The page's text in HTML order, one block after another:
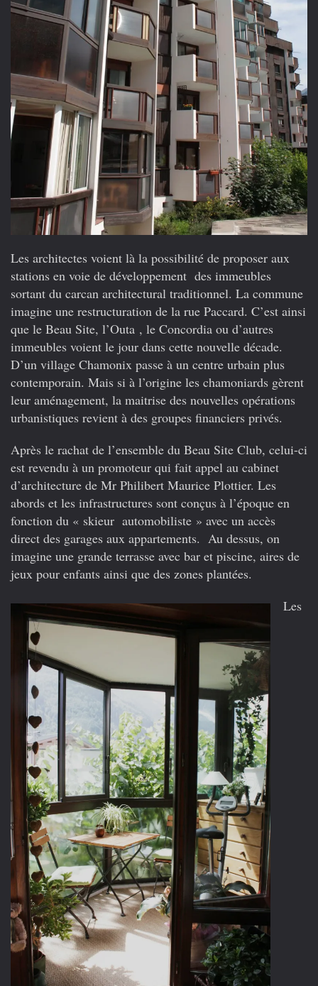
Les architectes voient là la possibilité de proposer aux
stations en voie de développement des immeubles
sortant du carcan architectural traditionnel. La commune
imagine une restructuration de la rue Paccard. C’est ainsi
que le Beau Site, l’Outa , le Concordia ou d’autres
immeubles voient le jour dans cette nouvelle décade.
D’un village Chamonix passe à un centre urbain plus
contemporain. Mais si à l’origine les chamoniards gèrent
leur aménagement, la maitrise des nouvelles opérations
urbanistiques revient à des groupes financiers privés.
Après le rachat de l’ensemble du Beau Site Club, celui-ci
est revendu à un promoteur qui fait appel au cabinet
d’architecture de Mr Philibert Maurice Plottier. Les
abords et les infrastructures sont conçus à l’époque en
fonction du « skieur automobiliste » avec un accès
direct des garages aux appartements. Au dessus, on
imagine une grande terrasse avec bar et piscine, aires de
jeux pour enfants ainsi que des zones plantées.
Les